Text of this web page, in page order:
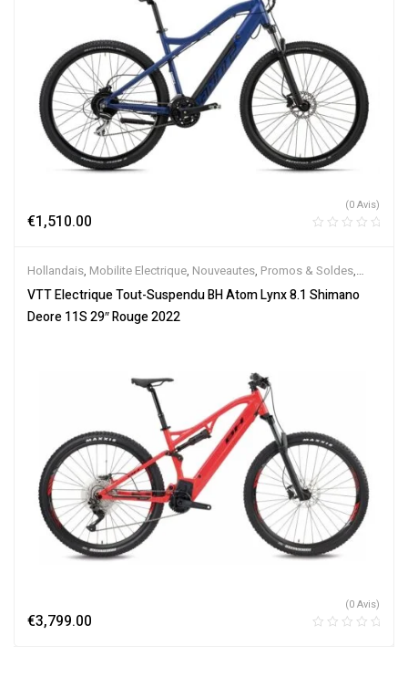
€1,510.00
(0 Avis)
Hollandais, Mobilite Electrique, Nouveautes, Promos & Soldes,
Tout-Suspendus,Vélo électrique ville, Velos Electriques,VTT
Électriques
VTT Electrique Tout-Suspendu BH Atom Lynx 8.1 Shimano
Deore 11S 29″ Rouge 2022
€3,799.00
(0 Avis)